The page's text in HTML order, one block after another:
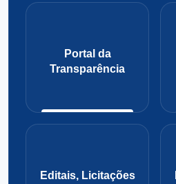
Portal da
Transparência
Editais, Licitações